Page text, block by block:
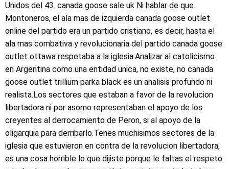
Unidos del 43. canada goose sale uk Ni hablar de que
Montoneros, el ala mas de izquierda canada goose outlet
online del partido era un partido cristiano, es decir, hasta el
ala mas combativa y revolucionaria del partido canada goose
outlet ottawa respetaba a la iglesia.Analizar al catolicismo
en Argentina como una entidad unica, no existe, no canada
goose outlet trillium parka black es un analisis profundo ni
realista.Los sectores que estaban a favor de la revolucion
libertadora ni por asomo representaban el apoyo de los
creyentes al derrocamiento de Peron, si al apoyo de la
oligarquia para derribarlo.Tenes muchisimos sectores de la
iglesia que estuvieron en contra de la revolucion libertadora,
es una cosa horrible lo que dijiste porque le faltas el respeto